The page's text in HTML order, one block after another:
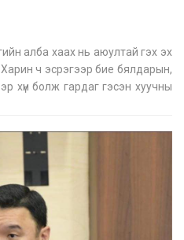
алба хаах нь аюултай гэх эх
Харин ч эсрэгээр бие бялдарын,
хүн болж гардаг гэсэн хуучны